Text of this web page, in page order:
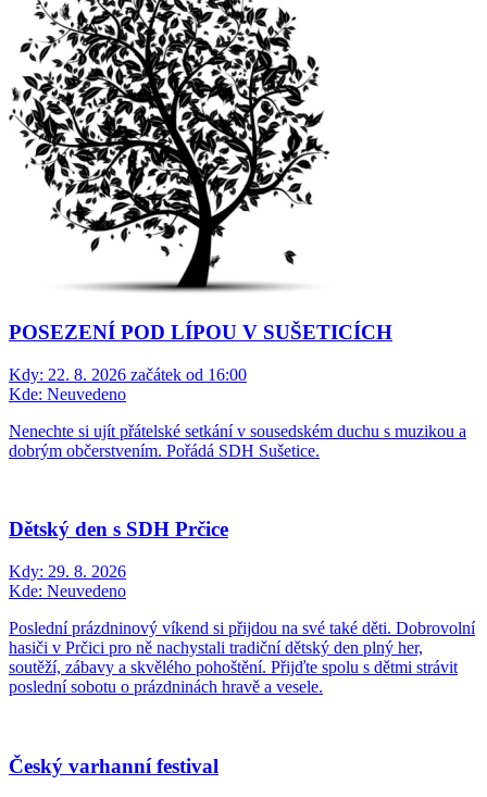
POSEZENÍ POD LÍPOU V SUŠETICÍCH
Kdy: 22. 8. 2026 začátek od 16:00
Kde: Neuvedeno
Nenechte si ujít přátelské setkání v sousedském duchu s muzikou a
dobrým občerstvením. Pořádá SDH Sušetice.
Dětský den s SDH Prčice
Kdy: 29. 8. 2026
Kde: Neuvedeno
Poslední prázdninový víkend si přijdou na své také děti. Dobrovolní
hasiči v Prčici pro ně nachystali tradiční dětský den plný her,
soutěží, zábavy a skvělého pohoštění. Přijďte spolu s dětmi strávit
poslední sobotu o prázdninách hravě a vesele.
Český varhanní festival